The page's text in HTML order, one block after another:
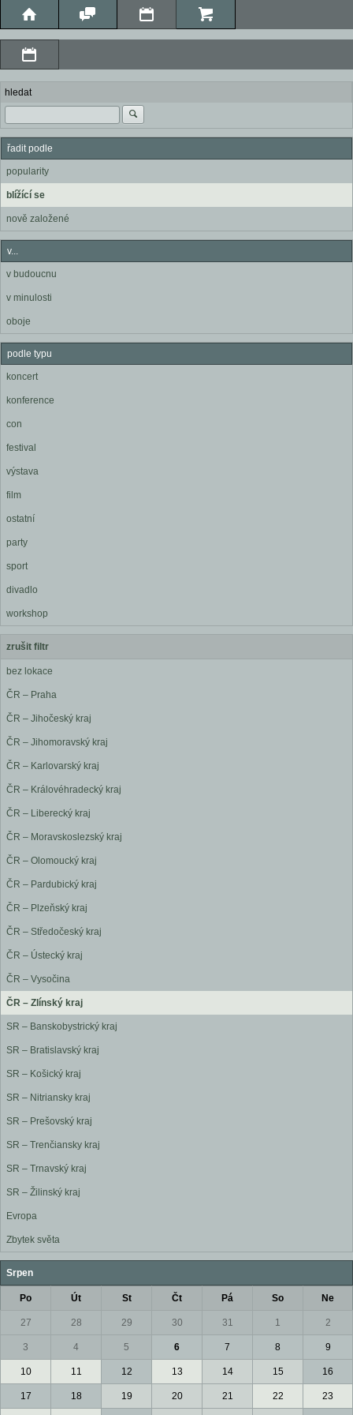
hledat
řadit podle
popularity
blížící se
nově založené
v...
v budoucnu
v minulosti
oboje
podle typu
koncert
konference
con
festival
výstava
film
ostatní
party
sport
divadlo
workshop
zrušit filtr
bez lokace
ČR – Praha
ČR – Jihočeský kraj
ČR – Jihomoravský kraj
ČR – Karlovarský kraj
ČR – Královéhradecký kraj
ČR – Liberecký kraj
ČR – Moravskoslezský kraj
ČR – Olomoucký kraj
ČR – Pardubický kraj
ČR – Plzeňský kraj
ČR – Středočeský kraj
ČR – Ústecký kraj
ČR – Vysočina
ČR – Zlínský kraj
SR – Banskobystrický kraj
SR – Bratislavský kraj
SR – Košický kraj
SR – Nitriansky kraj
SR – Prešovský kraj
SR – Trenčiansky kraj
SR – Trnavský kraj
SR – Žilinský kraj
Evropa
Zbytek světa
Srpen
Po Út St Čt Pá So Ne
27 28 29 30 31 1 2
3 4 5 6 7 8 9
10 11 12 13 14 15 16
17 18 19 20 21 22 23